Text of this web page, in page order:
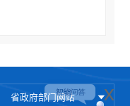
省政府部门网站 x